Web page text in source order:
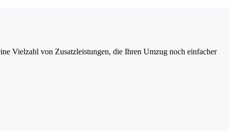
Vielzahl von Zusatzleistungen, die Ihren Umzug noch einfacher